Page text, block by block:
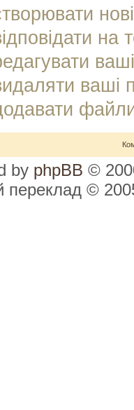
ваші
by phpBB ©
переклад ©